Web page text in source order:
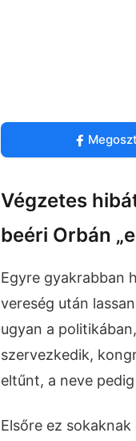
Végzetes
beéri Orbán
Egyre gyakrabban
vereség után
ugyan a
szervezkedik,
eltűnt, a neve
Elsőre ez